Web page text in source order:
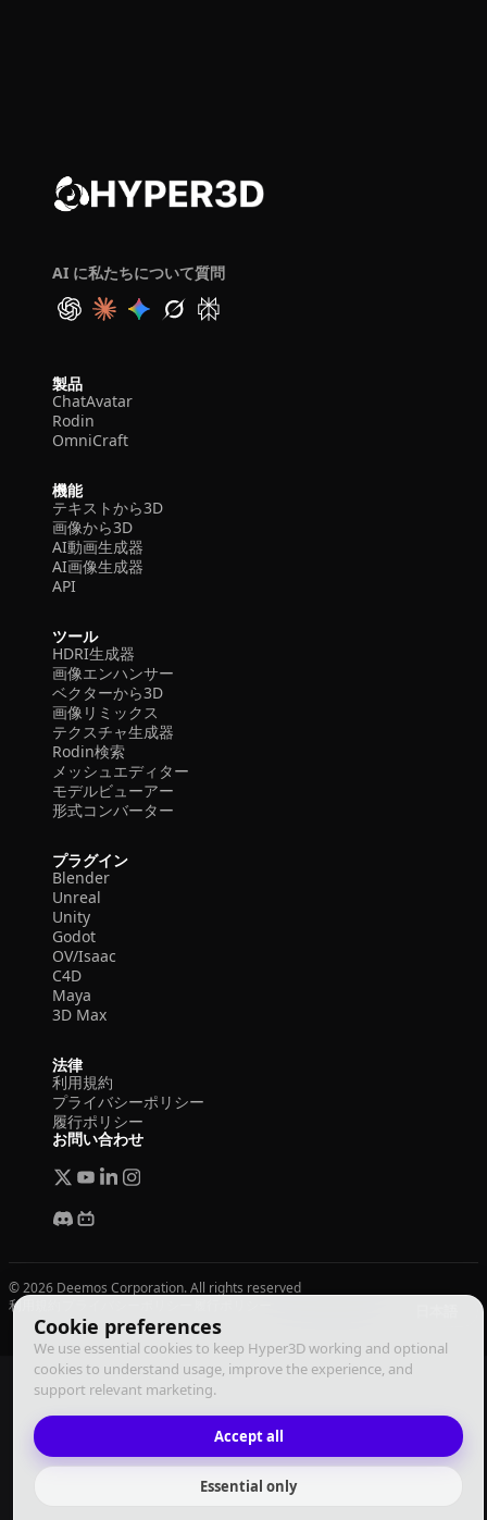
Cookie preferences
We use essential cookies to keep Hyper3D working and optional
cookies to understand usage, improve the experience, and
support relevant marketing.
Accept all
Essential only
AI に私たちについて質問
製品
ChatAvatar
Rodin
OmniCraft
機能
テキストから3D
画像から3D
AI動画生成器
AI画像生成器
API
ツール
HDRI生成器
画像エンハンサー
ベクターから3D
画像リミックス
テクスチャ生成器
Rodin検索
メッシュエディター
モデルビューアー
形式コンバーター
プラグイン
Blender
Unreal
Unity
Godot
OV/Isaac
C4D
Maya
3D Max
法律
利用規約
プライバシーポリシー
履行ポリシー
お問い合わせ
© 2026 Deemos Corporation. All rights reserved
利用規約